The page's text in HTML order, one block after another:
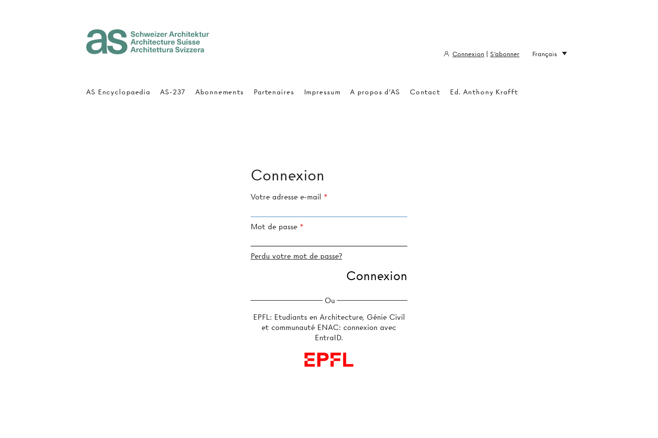
Connexion
Votre adresse e-mail
Mot de passe
Perdu votre mot de passe?
Ou
EPFL: Etudiants en Architecture, Génie Civil
et communauté ENAC: connexion avec
EntraID.
AS Encyclopaedia AS-237 Abonnements Partenaires Impressum A propos d'AS Contact Ed. Anthony Krafft
Connexion S'abonner Français